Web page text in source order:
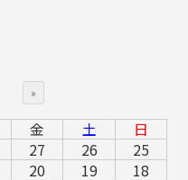
»
金 土
日
27 26
25
20 19
18